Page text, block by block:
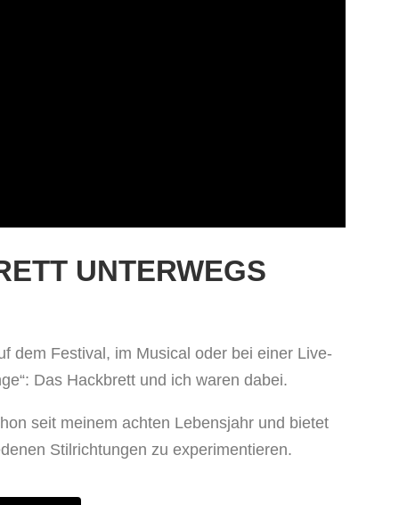
UNTERWEGS
dem Festival, im Musical oder bei einer Live-
Das Hackbrett und ich waren dabei.
seit meinem achten Lebensjahr und bietet
Stilrichtungen zu experimentieren.